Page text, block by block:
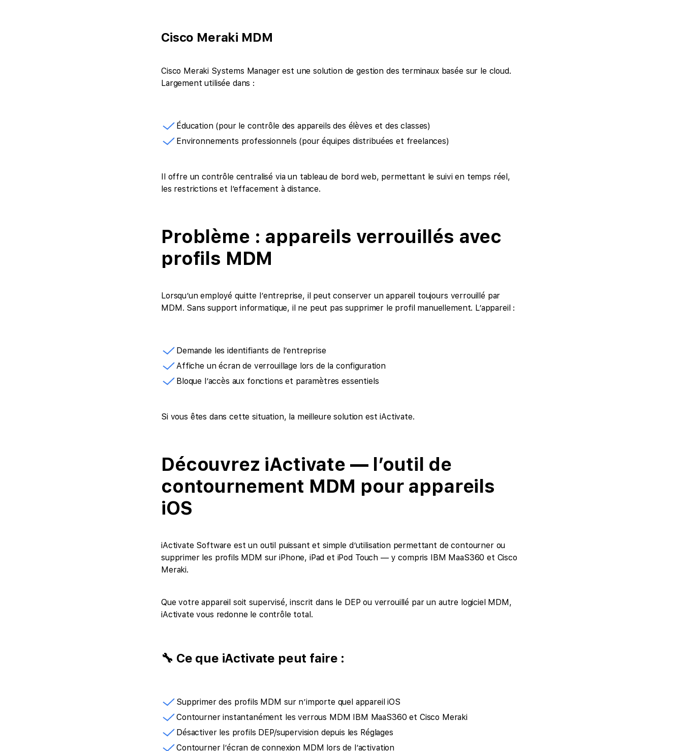
Cisco Meraki MDM
Cisco Meraki Systems Manager est une solution de gestion des terminaux basée sur le cloud.
Largement utilisée dans :
Éducation (pour le contrôle des appareils des élèves et des classes)
Environnements professionnels (pour équipes distribuées et freelances)
Il offre un contrôle centralisé via un tableau de bord web, permettant le suivi en temps réel,
les restrictions et l’effacement à distance.
Problème : appareils verrouillés avec
profils MDM
Lorsqu’un employé quitte l’entreprise, il peut conserver un appareil toujours verrouillé par
MDM. Sans support informatique, il ne peut pas supprimer le profil manuellement. L’appareil :
Demande les identifiants de l’entreprise
Affiche un écran de verrouillage lors de la configuration
Bloque l’accès aux fonctions et paramètres essentiels
Si vous êtes dans cette situation, la meilleure solution est iActivate.
Découvrez iActivate — l’outil de
contournement MDM pour appareils
iOS
iActivate Software est un outil puissant et simple d’utilisation permettant de contourner ou
supprimer les profils MDM sur iPhone, iPad et iPod Touch — y compris IBM MaaS360 et Cisco
Meraki.
Que votre appareil soit supervisé, inscrit dans le DEP ou verrouillé par un autre logiciel MDM,
iActivate vous redonne le contrôle total.
🔧 Ce que iActivate peut faire :
Supprimer des profils MDM sur n’importe quel appareil iOS
Contourner instantanément les verrous MDM IBM MaaS360 et Cisco Meraki
Désactiver les profils DEP/supervision depuis les Réglages
Contourner l’écran de connexion MDM lors de l’activation